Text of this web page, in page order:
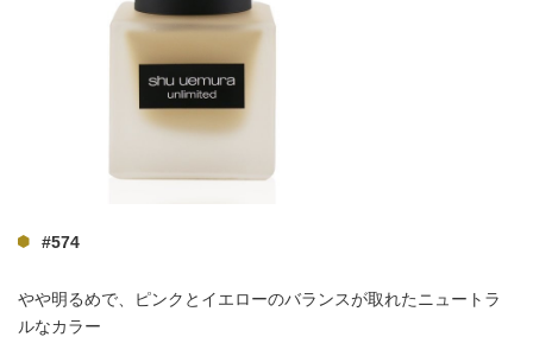
#574
やや明るめで、ピンクとイエローのバランスが取れたニュートラ
ルなカラー